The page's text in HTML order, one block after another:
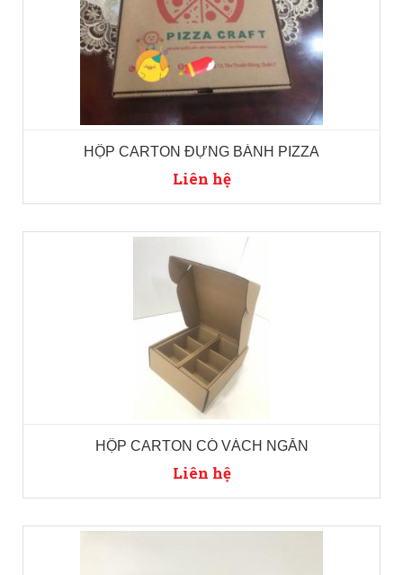
HỘP CARTON ĐỰNG BÁNH PIZZA
Liên hệ
HỘP CARTON CÓ VÁCH NGĂN
Liên hệ